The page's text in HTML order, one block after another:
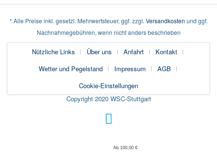
* Alle Preise inkl. gesetzl. Mehrwertsteuer, ggf. zzgl. Versandkosten und ggf.
Nachnahmegebühren, wenn nicht anders beschrieben
Nützliche Links Über uns Anfahrt
Kontakt
Wetter und Pegelstand
Impressum
AGB
Cookie-Einstellungen
Copyright 2020 WSC-Stuttgart
Ab 100,00 €